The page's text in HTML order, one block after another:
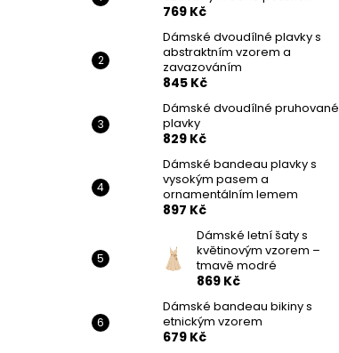
769 Kč
Dámské dvoudílné plavky s
abstraktním vzorem a
zavazováním
845 Kč
Dámské dvoudílné pruhované
plavky
829 Kč
Dámské bandeau plavky s
vysokým pasem a
ornamentálním lemem
897 Kč
Dámské letní šaty s
květinovým vzorem –
tmavě modré
869 Kč
Dámské bandeau bikiny s
etnickým vzorem
679 Kč